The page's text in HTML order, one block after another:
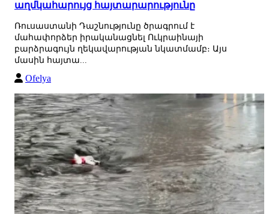
աղմկահարույց հայտարարությունը
Ռուսաստանի Դաշնությունը ծրագրում է
մահափորձեր իրականացնել Ուկրաինայի
բարձրագույն ղեկավարության նկատմամբ։ Այս
մասին հայտա...
Ofelya